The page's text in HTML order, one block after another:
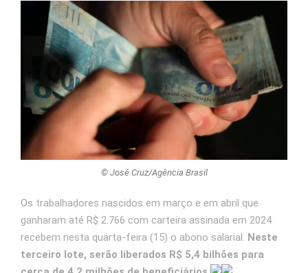
© José Cruz/Agência Brasil
Os trabalhadores nascidos em março e em abril que
ganharam até R$ 2.766 com carteira assinada em 2024
recebem nesta quarta-feira (15) o abono salarial. Neste
terceiro lote, serão liberados R$ 5,4 bilhões para